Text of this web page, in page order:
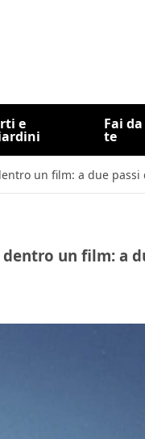
e Fai da
te
un film: a due passi
un film: a